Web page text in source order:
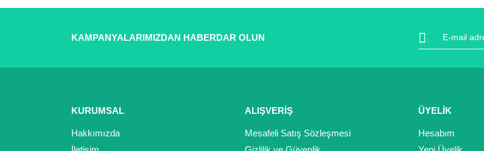
KAMPANYALARIMIZDAN HABERDAR OLUN
KURUMSAL
Hakkımızda
ALIŞVERİŞ
Mesafeli Satış Sözleşmesi
ÜYELİK
Hesabım